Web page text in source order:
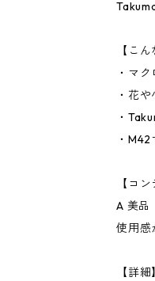
【こ
・マ
・花
・
・
【コ
A 美品
使用感
【詳細